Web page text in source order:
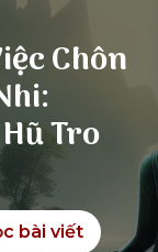
Chôn
Tro
bài viết